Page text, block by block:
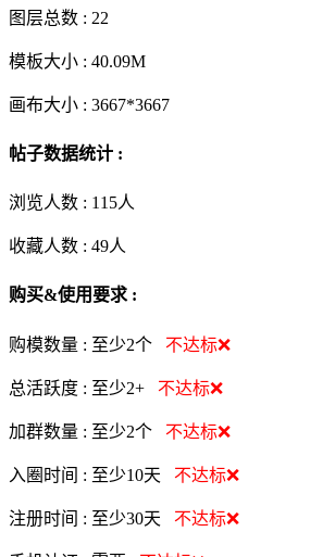
图层总数 : 22
模板大小 : 40.09M
画布大小 : 3667*3667
帖子数据统计 :
浏览人数 : 115人
收藏人数 : 49人
购买&使用要求 :
购模数量 : 至少2个 不达标❌
总活跃度 : 至少2+ 不达标❌
加群数量 : 至少2个 不达标❌
入圈时间 : 至少10天 不达标❌
注册时间 : 至少30天 不达标❌